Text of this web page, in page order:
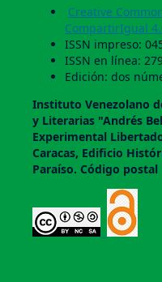
Creative
CompartirIgual
ISSN impreso:
ISSN en línea:
Edición: dos
Instituto Venezolano
y Literarias "Andrés
Experimental
Caracas, Edificio
Paraí­so. Código postal